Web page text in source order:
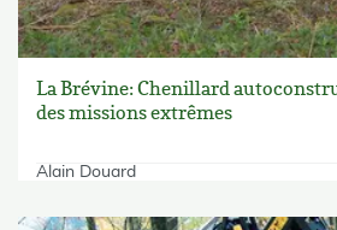
La Brévine: Chenillard
des missions extrêmes
Alain Douard